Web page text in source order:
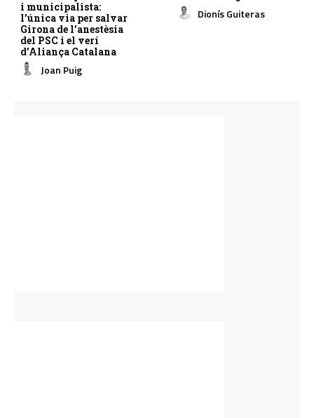
i municipalista:
l’única via per salvar
Girona de l’anestèsia
del PSC i el verí
d’Aliança Catalana
Joan Puig
Dionís Guiteras